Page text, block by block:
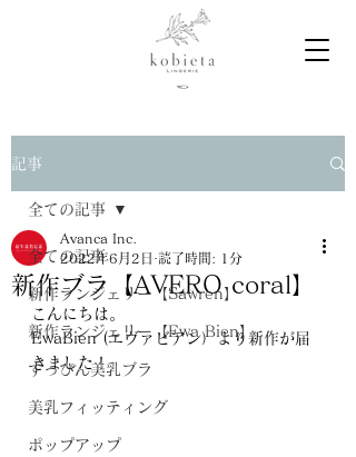
記事
全ての記事
新作ランジェリー【Sawren】
新作ランジェリー【Ewa Bien】
すっぴん美乳ブラ
美乳フィッティング
ポップアップ
全ての記事
新作ブラ【AVERO coral】
Avanca Inc.
2022年6月2日 読了時間: 1分
こんにちは。
EwaBien (エヴァビアン）より新作が届
きました！